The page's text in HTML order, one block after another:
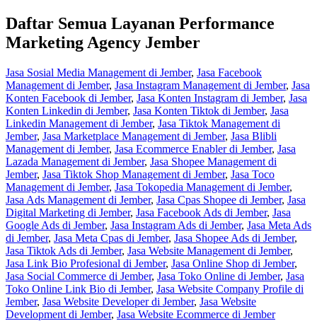
Daftar Semua Layanan Performance
Marketing Agency Jember
Jasa Sosial Media Management di Jember, Jasa Facebook
Management di Jember, Jasa Instagram Management di Jember, Jasa
Konten Facebook di Jember, Jasa Konten Instagram di Jember, Jasa
Konten Linkedin di Jember, Jasa Konten Tiktok di Jember, Jasa
Linkedin Management di Jember, Jasa Tiktok Management di
Jember, Jasa Marketplace Management di Jember, Jasa Blibli
Management di Jember, Jasa Ecommerce Enabler di Jember, Jasa
Lazada Management di Jember, Jasa Shopee Management di
Jember, Jasa Tiktok Shop Management di Jember, Jasa Toco
Management di Jember, Jasa Tokopedia Management di Jember,
Jasa Ads Management di Jember, Jasa Cpas Shopee di Jember, Jasa
Digital Marketing di Jember, Jasa Facebook Ads di Jember, Jasa
Google Ads di Jember, Jasa Instagram Ads di Jember, Jasa Meta Ads
di Jember, Jasa Meta Cpas di Jember, Jasa Shopee Ads di Jember,
Jasa Tiktok Ads di Jember, Jasa Website Management di Jember,
Jasa Link Bio Profesional di Jember, Jasa Online Shop di Jember,
Jasa Social Commerce di Jember, Jasa Toko Online di Jember, Jasa
Toko Online Link Bio di Jember, Jasa Website Company Profile di
Jember, Jasa Website Developer di Jember, Jasa Website
Development di Jember, Jasa Website Ecommerce di Jember